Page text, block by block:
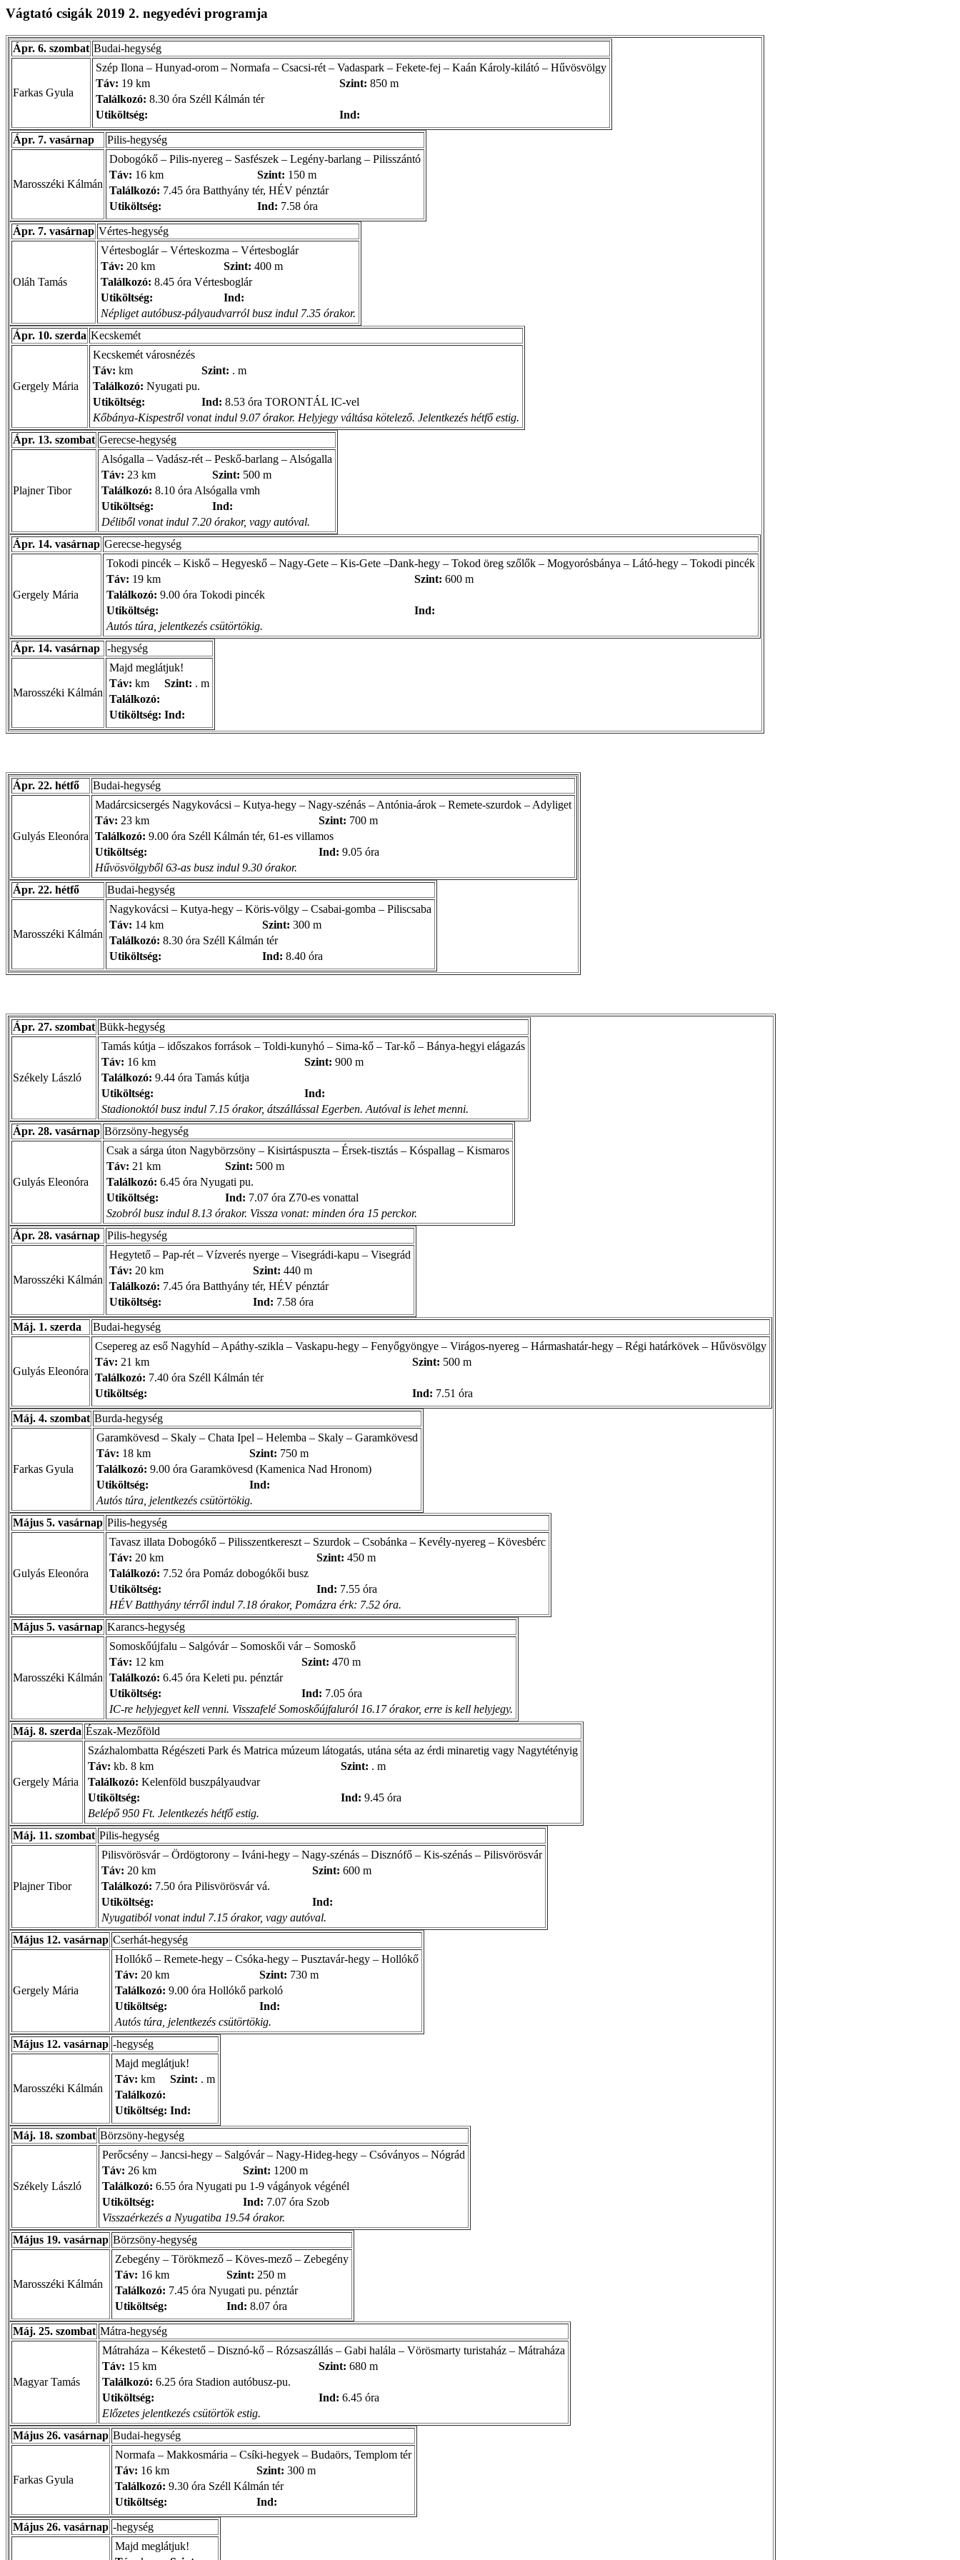
Vágtató csigák 2019 2. negyedévi programja
Ápr. 6. szombat Budai-hegység
Farkas Gyula
Szép Ilona – Hunyad-orom – Normafa – Csacsi-rét – Vadaspark – Fekete-fej – Kaán Károly-kilátó – Hűvösvölgy
Táv: 19 km Szint: 850 m
Találkozó: 8.30 óra Széll Kálmán tér
Utiköltség:
Ind:
Ápr. 7. vasárnap Pilis-hegység
Marosszéki Kálmán
Dobogókő – Pilis-nyereg – Sasfészek – Legény-barlang – Pilisszántó
Táv: 16 km Szint: 150 m
Találkozó: 7.45 óra Batthyány tér, HÉV pénztár
Utiköltség:
Ind: 7.58 óra
Ápr. 7. vasárnap Vértes-hegység
Oláh Tamás
Vértesboglár – Vérteskozma – Vértesboglár
Táv: 20 km Szint: 400 m
Találkozó: 8.45 óra Vértesboglár
Utiköltség:
Ind:
Népliget autóbusz-pályaudvarról busz indul 7.35 órakor.
Ápr. 10. szerda Kecskemét
Gergely Mária
Kecskemét városnézés
Táv: km Szint: . m
Találkozó: Nyugati pu.
Utiköltség:
Ind: 8.53 óra TORONTÁL IC-vel
Kőbánya-Kispestről vonat indul 9.07 órakor. Helyjegy váltása kötelező. Jelentkezés hétfő estig.
Ápr. 13. szombat Gerecse-hegység
Plajner Tibor
Alsógalla – Vadász-rét – Peskő-barlang – Alsógalla
Táv: 23 km Szint: 500 m
Találkozó: 8.10 óra Alsógalla vmh
Utiköltség:
Ind:
Déliből vonat indul 7.20 órakor, vagy autóval.
Ápr. 14. vasárnap Gerecse-hegység
Gergely Mária
Tokodi pincék – Kiskő – Hegyeskő – Nagy-Gete – Kis-Gete –Dank-hegy – Tokod öreg szőlők – Mogyorósbánya – Látó-hegy – Tokodi pincék
Táv: 19 km Szint: 600 m
Találkozó: 9.00 óra Tokodi pincék
Utiköltség:
Ind:
Autós túra, jelentkezés csütörtökig.
Ápr. 14. vasárnap -hegység
Marosszéki Kálmán
Majd meglátjuk!
Táv: km Szint: . m
Találkozó:
Utiköltség: Ind:
Ápr. 22. hétfő Budai-hegység
Gulyás Eleonóra
Madárcsicsergés Nagykovácsi – Kutya-hegy – Nagy-szénás – Antónia-árok – Remete-szurdok – Adyliget
Táv: 23 km Szint: 700 m
Találkozó: 9.00 óra Széll Kálmán tér, 61-es villamos
Utiköltség:
Ind: 9.05 óra
Hűvösvölgyből 63-as busz indul 9.30 órakor.
Ápr. 22. hétfő
Budai-hegység
Marosszéki Kálmán
Nagykovácsi – Kutya-hegy – Köris-völgy – Csabai-gomba – Piliscsaba
Táv: 14 km Szint: 300 m
Találkozó: 8.30 óra Széll Kálmán tér
Utiköltség:
Ind: 8.40 óra
Ápr. 27. szombat Bükk-hegység
Székely László
Tamás kútja – időszakos források – Toldi-kunyhó – Sima-kő – Tar-kő – Bánya-hegyi elágazás
Táv: 16 km Szint: 900 m
Találkozó: 9.44 óra Tamás kútja
Utiköltség:
Ind:
Stadionoktól busz indul 7.15 órakor, átszállással Egerben. Autóval is lehet menni.
Ápr. 28. vasárnap Börzsöny-hegység
Gulyás Eleonóra
Csak a sárga úton Nagybörzsöny – Kisirtáspuszta – Érsek-tisztás – Kóspallag – Kismaros
Táv: 21 km Szint: 500 m
Találkozó: 6.45 óra Nyugati pu.
Utiköltség:
Ind: 7.07 óra Z70-es vonattal
Szobról busz indul 8.13 órakor. Vissza vonat: minden óra 15 perckor.
Ápr. 28. vasárnap Pilis-hegység
Marosszéki Kálmán
Hegytető – Pap-rét – Vízverés nyerge – Visegrádi-kapu – Visegrád
Táv: 20 km Szint: 440 m
Találkozó: 7.45 óra Batthyány tér, HÉV pénztár
Utiköltség:
Ind: 7.58 óra
Máj. 1. szerda Budai-hegység
Gulyás Eleonóra
Csepereg az eső Nagyhíd – Apáthy-szikla – Vaskapu-hegy – Fenyőgyöngye – Virágos-nyereg – Hármashatár-hegy – Régi határkövek – Hűvösvölgy
Táv: 21 km Szint: 500 m
Találkozó: 7.40 óra Széll Kálmán tér
Utiköltség:
Ind: 7.51 óra
Máj. 4. szombat Burda-hegység
Farkas Gyula
Garamkövesd – Skaly – Chata Ipel – Helemba – Skaly – Garamkövesd
Táv: 18 km Szint: 750 m
Találkozó: 9.00 óra Garamkövesd (Kamenica Nad Hronom)
Utiköltség:
Ind:
Autós túra, jelentkezés csütörtökig.
Május 5. vasárnap Pilis-hegység
Gulyás Eleonóra
Tavasz illata Dobogókő – Pilisszentkereszt – Szurdok – Csobánka – Kevély-nyereg – Kövesbérc
Táv: 20 km Szint: 450 m
Találkozó: 7.52 óra Pomáz dobogókői busz
Utiköltség:
Ind: 7.55 óra
HÉV Batthyány térről indul 7.18 órakor, Pomázra érk: 7.52 óra.
Május 5. vasárnap Karancs-hegység
Marosszéki Kálmán
Somoskőújfalu – Salgóvár – Somoskői vár – Somoskő
Táv: 12 km Szint: 470 m
Találkozó: 6.45 óra Keleti pu. pénztár
Utiköltség:
Ind: 7.05 óra
IC-re helyjegyet kell venni. Visszafelé Somoskőújfaluról 16.17 órakor, erre is kell helyjegy.
Máj. 8. szerda Észak-Mezőföld
Gergely Mária
Százhalombatta Régészeti Park és Matrica múzeum látogatás, utána séta az érdi minaretig vagy Nagytétényig
Táv: kb. 8 km Szint: . m
Találkozó: Kelenföld buszpályaudvar
Utiköltség:
Ind: 9.45 óra
Belépő 950 Ft. Jelentkezés hétfő estig.
Máj. 11. szombat Pilis-hegység
Plajner Tibor
Pilisvörösvár – Ördögtorony – Iváni-hegy – Nagy-szénás – Disznófő – Kis-szénás – Pilisvörösvár
Táv: 20 km Szint: 600 m
Találkozó: 7.50 óra Pilisvörösvár vá.
Utiköltség:
Ind:
Nyugatiból vonat indul 7.15 órakor, vagy autóval.
Május 12. vasárnap Cserhát-hegység
Gergely Mária
Hollókő – Remete-hegy – Csóka-hegy – Pusztavár-hegy – Hollókő
Táv: 20 km Szint: 730 m
Találkozó: 9.00 óra Hollókő parkoló
Utiköltség:
Ind:
Autós túra, jelentkezés csütörtökig.
Május 12. vasárnap -hegység
Marosszéki Kálmán
Majd meglátjuk!
Táv: km Szint: . m
Találkozó:
Utiköltség: Ind:
Máj. 18. szombat Börzsöny-hegység
Székely László
Perőcsény – Jancsi-hegy – Salgóvár – Nagy-Hideg-hegy – Csóványos – Nógrád
Táv: 26 km Szint: 1200 m
Találkozó: 6.55 óra Nyugati pu 1-9 vágányok végénél
Utiköltség:
Ind: 7.07 óra Szob
Visszaérkezés a Nyugatiba 19.54 órakor.
Május 19. vasárnap Börzsöny-hegység
Marosszéki Kálmán
Zebegény – Törökmező – Köves-mező – Zebegény
Táv: 16 km Szint: 250 m
Találkozó: 7.45 óra Nyugati pu. pénztár
Utiköltség:
Ind: 8.07 óra
Máj. 25. szombat Mátra-hegység
Magyar Tamás
Mátraháza – Kékestető – Disznó-kő – Rózsaszállás – Gabi halála – Vörösmarty turistaház – Mátraháza
Táv: 15 km Szint: 680 m
Találkozó: 6.25 óra Stadion autóbusz-pu.
Utiköltség:
Ind: 6.45 óra
Előzetes jelentkezés csütörtök estig.
Május 26. vasárnap Budai-hegység
Farkas Gyula
Normafa – Makkosmária – Csíki-hegyek – Budaörs, Templom tér
Táv: 16 km Szint: 300 m
Találkozó: 9.30 óra Széll Kálmán tér
Utiköltség:
Ind:
Május 26. vasárnap -hegység
Majd meglátjuk!